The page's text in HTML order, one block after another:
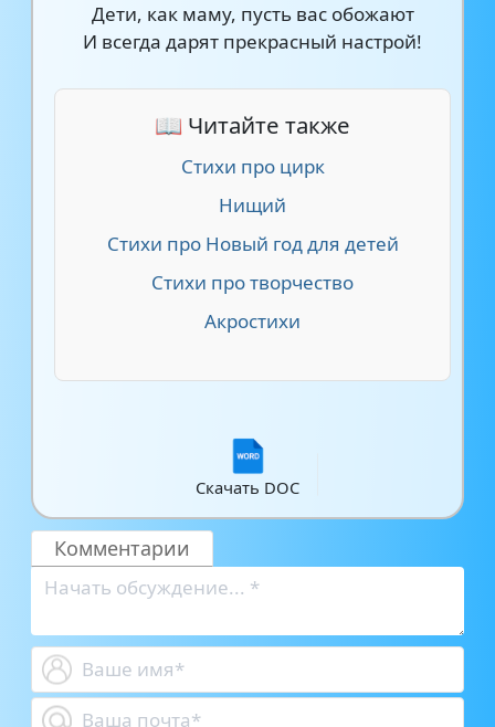
Дети, как маму, пусть вас обожают
И всегда дарят прекрасный настрой!
📖 Читайте также
Стихи про цирк
Нищий
Стихи про Новый год для детей
Стихи про творчество
Акростихи
Скачать DOC
Комментарии